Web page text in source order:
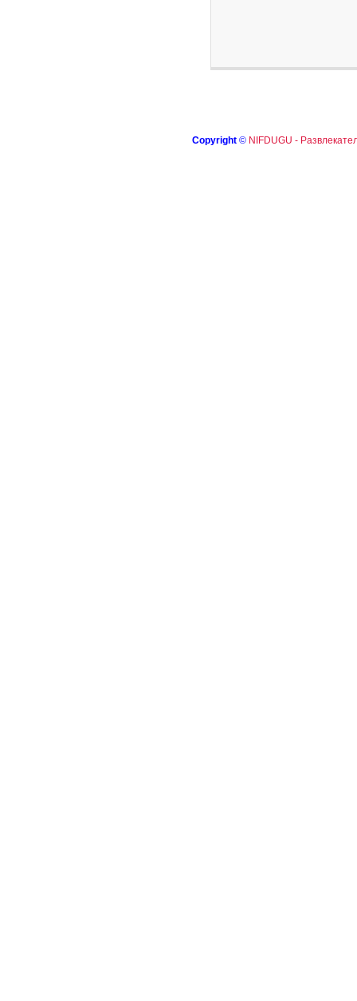
Copyright © NIFDUGU -